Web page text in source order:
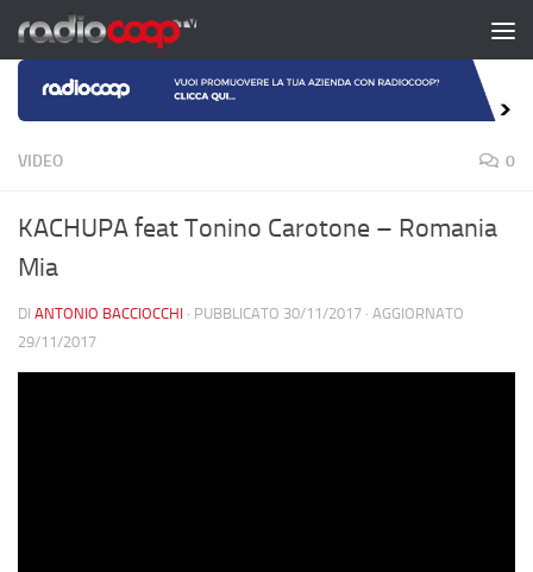
Salta al contenuto
VIDEO 0
KACHUPA feat Tonino Carotone – Romania
Mia
DI ANTONIO BACCIOCCHI · PUBBLICATO 30/11/2017 · AGGIORNATO
29/11/2017